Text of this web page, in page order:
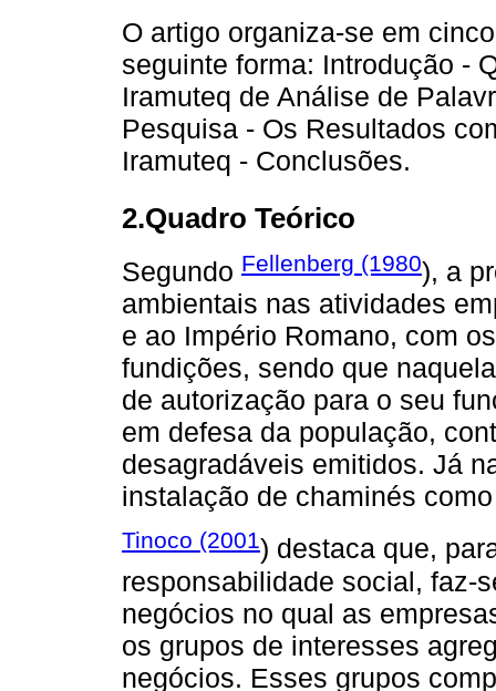
O artigo organiza-se em
seguinte forma: Introdução -
Iramuteq de Análise de
Pesquisa - Os Resultados
Iramuteq - Conclusões.
2.Quadro Teórico
Segundo Fellenberg (1980), a
ambientais nas atividades
e ao Império Romano, com
fundições, sendo que
de autorização para o seu
em defesa da população,
desagradáveis emitidos. Já
instalação de chaminés
Tinoco (2001) destaca que,
responsabilidade social, faz-
negócios no qual as
os grupos de interesses
negócios. Esses grupos